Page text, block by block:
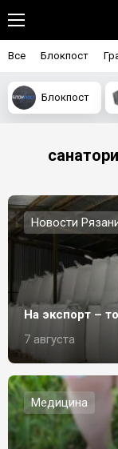
Все Блокпост
Блокпост
Новости
На экспорт –
7 августа
Медицина